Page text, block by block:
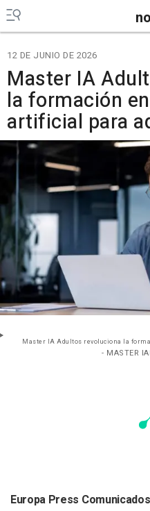
12 DE JUNIO DE 2026
Master IA
la formación
artificial para
Master IA Adultos revoluciona la
- MASTER
Europa Press Comunicados